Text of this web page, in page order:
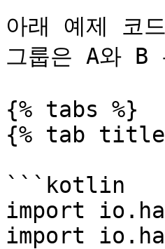
아래 예제 코
그룹은 A와 B
{% tabs %}
{% tab
```kotlin
import
import